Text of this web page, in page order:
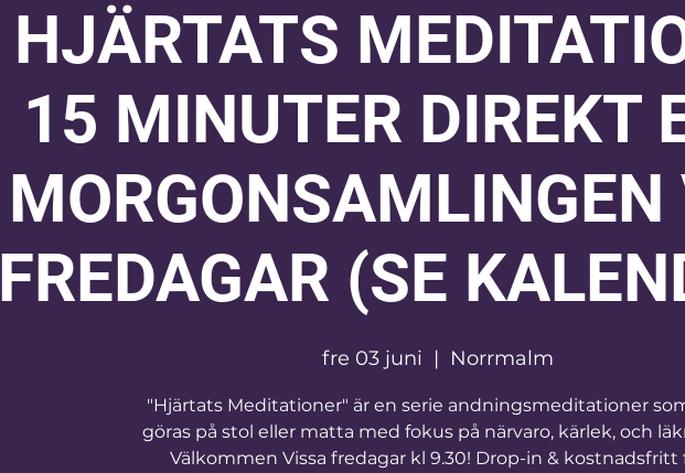
HJÄRTATS
15 MINUTER DIREKT
FREDAGAR (SE
fre 03 juni
  |
Norrmalm
"Hjärtats Meditationer" är en serie andningsmeditationer
göras på stol eller matta med fokus på närvaro, kärlek, och
Välkommen Vissa fredagar kl 9.30! Drop-in & kostnadsfritt